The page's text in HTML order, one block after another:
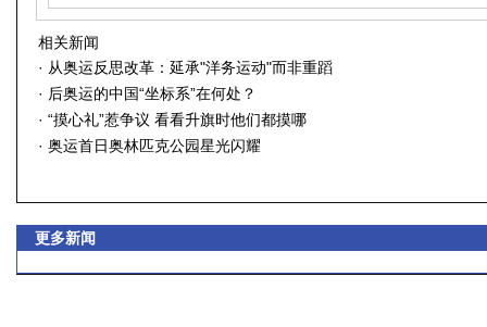
相关新闻
· 从奥运反思改革：延承"洋务运动"而非重蹈
· 后奥运的中国“坐标系”在何处？
· “摸心礼”惹争议 看看升旗时他们都摸哪
· 奥运首日奥林匹克公园星光闪耀
更多新闻